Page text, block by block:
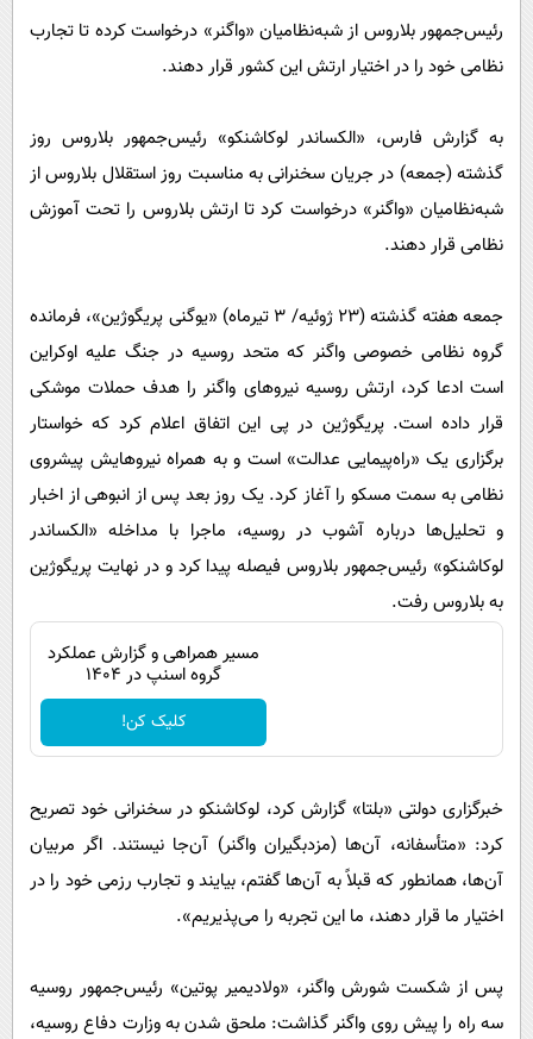
فناوری
حوادث
محیط زیست
بین الملل
اجتماعی
سیاست خارجی
دانلود
رئیس‌جمهور بلاروس از شبه‌نظامیان «واگنر» درخواست کرده تا تجارب
نظامی خود را در اختیار ارتش این کشور قرار دهند.
به گزارش فارس، «الکساندر لوکاشنکو» رئیس‌جمهور بلاروس روز
گذشته (جمعه) در جریان سخنرانی به مناسبت روز استقلال بلاروس از
شبه‌نظامیان «واگنر» درخواست کرد تا ارتش بلاروس را تحت آموزش
نظامی قرار دهند.
جمعه هفته گذشته (۲۳ ژوئیه/ ۳ تیرماه) «یوگنی پریگوژین»، فرمانده
گروه نظامی خصوصی واگنر که متحد روسیه در جنگ علیه اوکراین
است ادعا کرد، ارتش روسیه نیروهای واگنر را هدف حملات موشکی
قرار داده است. پریگوژین در پی این اتفاق اعلام کرد که خواستار
برگزاری یک «راه‌پیمایی عدالت» است و به همراه نیروهایش پیشروی
نظامی به سمت مسکو را آغاز کرد. یک روز بعد پس از انبوهی از اخبار
و تحلیل‌ها درباره آشوب در روسیه، ماجرا با مداخله «الکساندر
لوکاشنکو» رئیس‌جمهور بلاروس فیصله پیدا کرد و در نهایت پریگوژین
به بلاروس رفت.
مسیر همراهی و گزارش عملکرد
گروه اسنپ در ۱۴۰۴
کلیک کن!
خبرگزاری دولتی «بلتا» گزارش کرد، لوکاشنکو در سخنرانی خود تصریح
کرد: «متأسفانه، آن‌ها (مزدبگیران واگنر) آن‌جا نیستند. اگر مربیان
آن‌ها، همانطور که قبلاً به آن‌ها گفتم، بیایند و تجارب رزمی خود را در
اختیار ما قرار دهند، ما این تجربه را می‌پذیریم».
پس از شکست شورش واگنر، «ولادیمیر پوتین» رئیس‌جمهور روسیه
سه راه را پیش روی واگنر گذاشت: ملحق شدن به وزارت دفاع روسیه،